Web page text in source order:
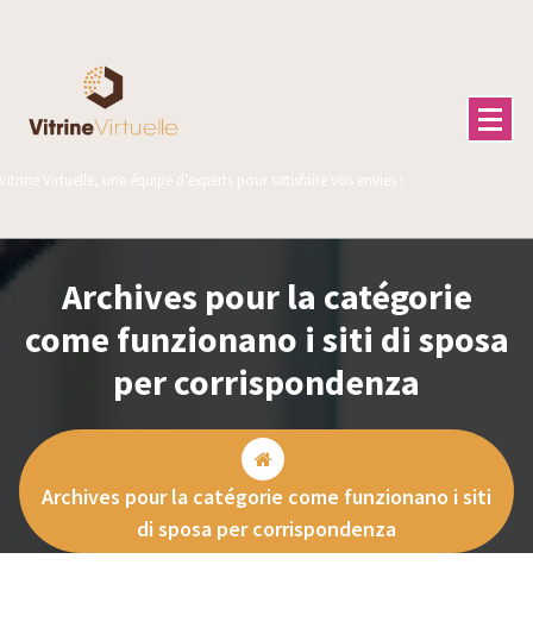
Vitrine Virtuelle, une équipe d’experts pour satisfaire vos envies !
Archives pour la catégorie
come funzionano i siti di sposa
per corrispondenza
Archives pour la catégorie come funzionano i siti
di sposa per corrispondenza